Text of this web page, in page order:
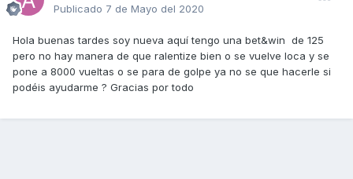
Publicado 7 de Mayo del 2020
Hola buenas tardes soy nueva aquí tengo una bet&win de 125
pero no hay manera de que ralentize bien o se vuelve loca y se
pone a 8000 vueltas o se para de golpe ya no se que hacerle si
podéis ayudarme ? Gracias por todo